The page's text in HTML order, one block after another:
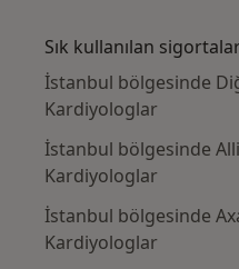
Sık kullanılan
İstanbul bölgesinde
Kardiyologlar
İstanbul bölgesinde
Kardiyologlar
İstanbul bölgesinde
Kardiyologlar